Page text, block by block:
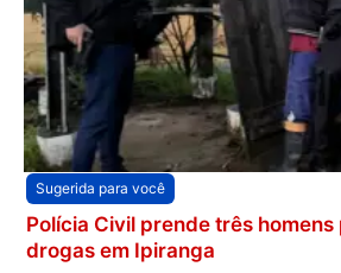
Sugerida para você
Polícia Civil prende três
drogas em Ipiranga